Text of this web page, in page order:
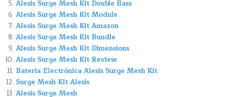
Alesis Surge Mesh Kit Double Bass
Alesis Surge Mesh Kit Module
Alesis Surge Mesh Kit Amazon
Alesis Surge Mesh Kit Bundle
Alesis Surge Mesh Kit Dimensions
Alesis Surge Mesh Kit Review
Bateria Electrónica Alesis Surge Mesh Kit
Surge Mesh Kit Alesis
Alesis Surge Mesh